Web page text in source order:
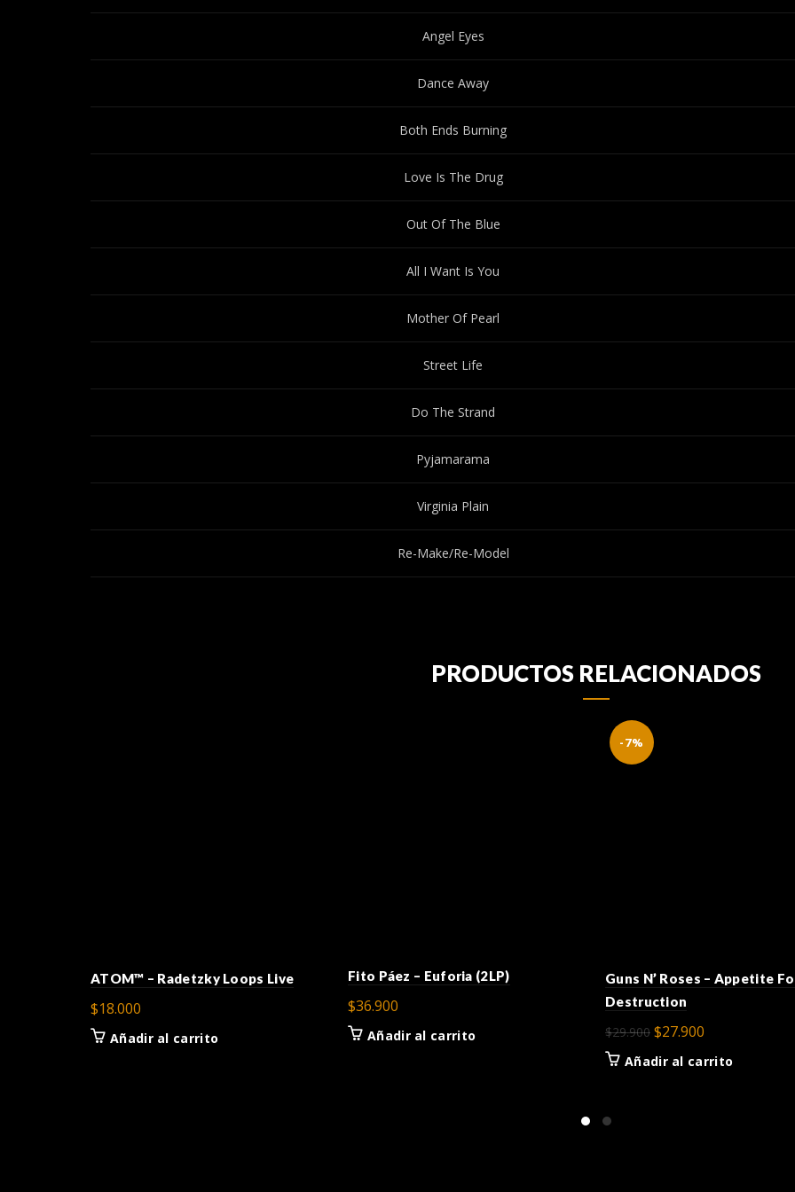
Angel Eyes
Dance Away
Both Ends Burning
Love Is The Drug
Out Of The Blue
All I Want Is You
Mother Of Pearl
Street Life
Do The Strand
Pyjamarama
Virginia Plain
Re-Make/Re-Model
PRODUCTOS RELACIONADOS
ATOM™ – Radetzky Loops Live
$18.000
Añadir al carrito
Fito Páez – Euforia (2LP)
$36.900
Añadir al carrito
-7%
Guns N’ Roses – Appetite
Destruction
$29.900 El
precio
$27.900
precio
Añadir al carrito